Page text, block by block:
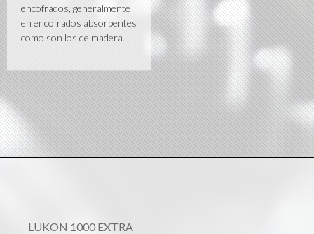
encofrados, generalmente
en encofrados absorbentes
como son los de madera.
LUKON 1000 EXTRA